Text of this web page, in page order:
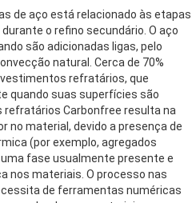
de aço está relacionado às etapas
o refino secundário. O aço
são adicionadas ligas, pelo
natural. Cerca de 70%
refratários, que
quando suas superfícies são
Carbonfree resulta na
no material, devido a presença de
(por exemplo, agregados
fase usualmente presente e
nos materiais. O processo nas
de ferramentas numéricas